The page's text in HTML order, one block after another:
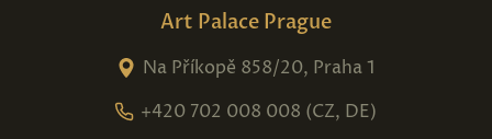
Art Palace Prague
Na Příkopě 858/20, Praha 1
+420 702 008 008 (CZ, DE)